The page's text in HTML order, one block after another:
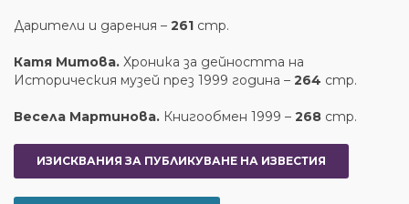
Дарители и дарения – 261 стр.
Катя Митова. Хроника за дейността на
Историческия музей през 1999 година – 264 стр.
Весела Мартинова. Книгообмен 1999 – 268 стр.
ИЗИСКВАНИЯ ЗА ПУБЛИКУВАНЕ НА ИЗВЕСТИЯ